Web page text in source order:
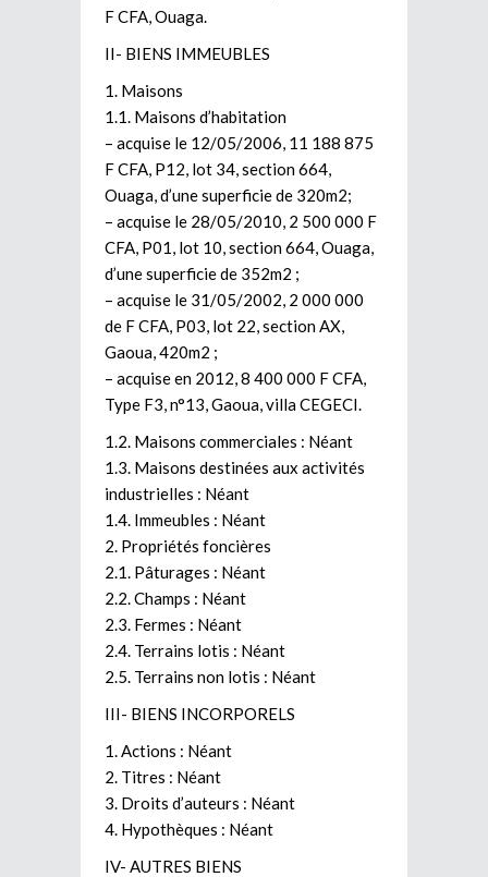
F CFA, Ouaga.
II- BIENS IMMEUBLES
1. Maisons
1.1. Maisons d’habitation
– acquise le 12/05/2006, 11 188 875
F CFA, P12, lot 34, section 664,
Ouaga, d’une superficie de 320m2;
– acquise le 28/05/2010, 2 500 000 F
CFA, P01, lot 10, section 664, Ouaga,
d’une superficie de 352m2 ;
– acquise le 31/05/2002, 2 000 000
de F CFA, P03, lot 22, section AX,
Gaoua, 420m2 ;
– acquise en 2012, 8 400 000 F CFA,
Type F3, n°13, Gaoua, villa CEGECI.
1.2. Maisons commerciales : Néant
1.3. Maisons destinées aux activités
industrielles : Néant
1.4. Immeubles : Néant
2. Propriétés foncières
2.1. Pâturages : Néant
2.2. Champs : Néant
2.3. Fermes : Néant
2.4. Terrains lotis : Néant
2.5. Terrains non lotis : Néant
III- BIENS INCORPORELS
1. Actions : Néant
2. Titres : Néant
3. Droits d’auteurs : Néant
4. Hypothèques : Néant
IV- AUTRES BIENS